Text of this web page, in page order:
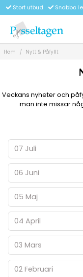
Stort utbud Snabba
Hem Nytt & Påfyllt
Veckans nyheter och
man inte missar
07 Juli
06 Juni
05 Maj
04 April
03 Mars
02 Februari